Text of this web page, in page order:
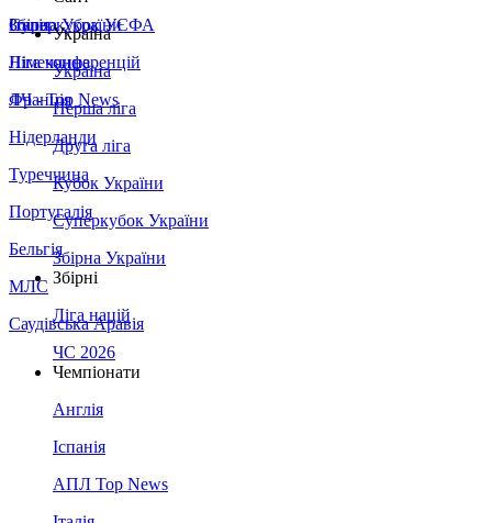
Збірна України
Італія
Німеччина
Франція
Нідерланди
Туреччина
Португалія
Бельгія
МЛС
Саудівська Аравія
Суперкубок УЄФА
Ліга конференцій
ЛЧ - Top News
Україна
Україна
Перша ліга
Друга ліга
Кубок України
Суперкубок України
Збірна України
Збірні
Ліга націй
ЧС 2026
Чемпіонати
Англія
Іспанія
АПЛ Top News